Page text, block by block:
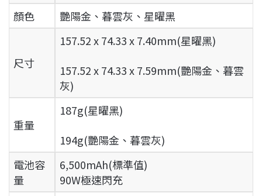
顏色 艷陽金、暮雲灰、星曜黑
尺寸
157.52 x 74.33 x 7.40mm(星曜黑)
157.52 x 74.33 x 7.59mm(艷陽金、暮雲
灰)
重量
187g(星曜黑)
194g(艷陽金、暮雲灰)
電池容
量
6,500mAh(標準值)
90W極速閃充